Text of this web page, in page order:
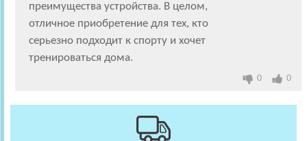
преимущества устройства. В целом,
отличное приобретение для тех, кто
серьезно подходит к спорту и хочет
тренироваться дома.
0 0